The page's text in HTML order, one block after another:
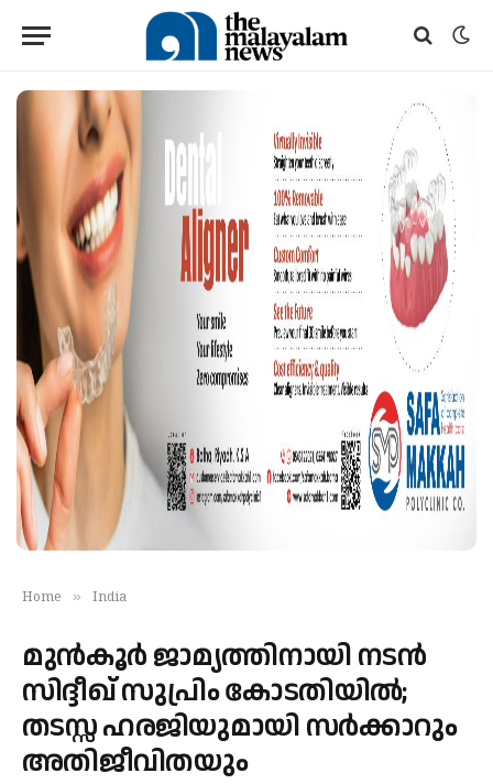
Home » India
മുൻകൂർ ജാമ്യത്തിനായി നടൻ
സിദ്ദീഖ് സുപ്രിം കോടതിയിൽ;
തടസ്സ ഹരജിയുമായി സർക്കാറും
അതിജീവിതയും